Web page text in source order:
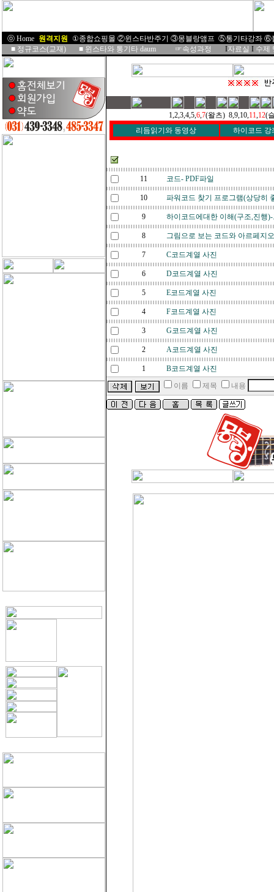
ⓞ Home 원격지원 ①종합쇼핑몰 ②윈스타반주기 ③몽블랑앰프 ⑤통기타강좌 ⑥
■ 정규코스(교재) ■ 윈스타와 통기타 daum ☞속성과정 I자료실 I 수제
1,2,3,4,5,6,7(왈츠) 8,9,10,11,12(
리듬읽기와 동영상
하이코드 강
11 코드- PDF파일
10 파워코드 찾기 프로그램(상당히
9 하이코드에대한 이해(구조,진행
8 그림으로 보는 코드와 아르페지
7 C코드계열 사진
6 D코드계열 사진
5 E코드계열 사진
4 F코드계열 사진
3 G코드계열 사진
2 A코드계열 사진
1
B코드계열 사진
이름
제목 내용